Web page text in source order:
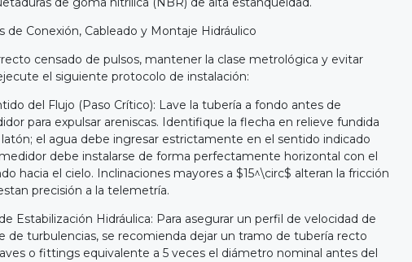
de Conexión, Cableado y Montaje Hidráulico
censado de pulsos, mantener la clase metrológica y evitar
el siguiente protocolo de instalación:
del Flujo (Paso Crítico): Lave la tubería a fondo antes de
para expulsar areniscas. Identifique la flecha en relieve fundida
el agua debe ingresar estrictamente en el sentido indicado
debe instalarse de forma perfectamente horizontal con el
hacia el cielo. Inclinaciones mayores a $15^\circ$ alteran la fricción
precisión a la telemetría.
Estabilización Hidráulica: Para asegurar un perfil de velocidad de
de turbulencias, se recomienda dejar un tramo de tubería recto
o fittings equivalente a 5 veces el diámetro nominal antes del